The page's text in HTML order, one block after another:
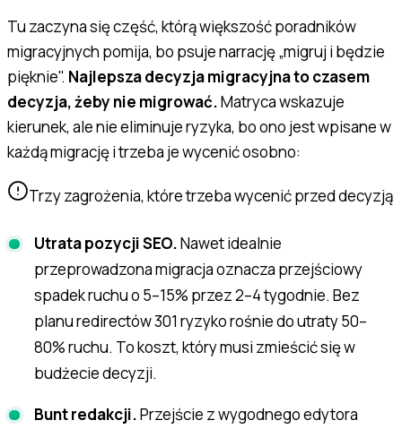
Tu zaczyna się część, którą większość poradników
migracyjnych pomija, bo psuje narrację „migruj i będzie
pięknie". Najlepsza decyzja migracyjna to czasem
decyzja, żeby nie migrować.Matryca wskazuje
kierunek, ale nie eliminuje ryzyka, bo ono jest wpisane w
każdą migrację i trzeba je wycenić osobno:
Trzy zagrożenia, które trzeba wycenić przed decyzją
Utrata pozycji SEO.Nawet idealnie
przeprowadzona migracja oznacza przejściowy
spadek ruchu o 5–15% przez 2–4 tygodnie. Bez
planu redirectów 301 ryzyko rośnie do utraty 50–
80% ruchu. To koszt, który musi zmieścić się w
budżecie decyzji.
Bunt redakcji.Przejście z wygodnego edytora